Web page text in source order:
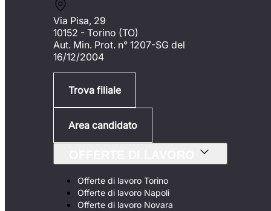
Via Pisa, 29
10152 - Torino (TO)
Aut. Min. Prot. n° 1207-SG del
16/12/2004
Trova filiale
Area candidato
Offerte di lavoro Torino
Offerte di lavoro Napoli
Offerte di lavoro Novara